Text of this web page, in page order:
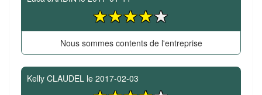
Nous sommes contents de l'entreprise
Kelly CLAUDEL le 2017-02-03